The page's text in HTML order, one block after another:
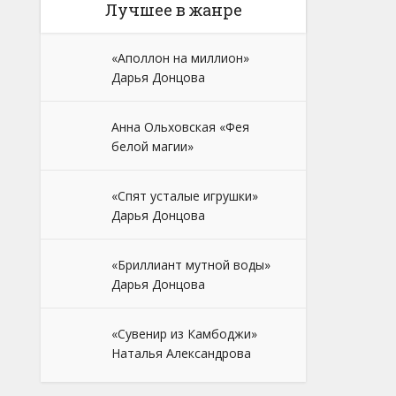
Лучшее в жанре
«Аполлон на миллион»
Дарья Донцова
Анна Ольховская «Фея
белой магии»
«Спят усталые игрушки»
Дарья Донцова
«Бриллиант мутной воды»
Дарья Донцова
«Сувенир из Камбоджи»
Наталья Александрова